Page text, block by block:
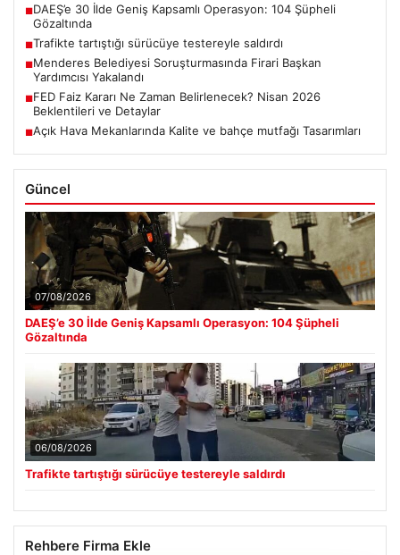
■DAEŞ’e 30 İlde Geniş Kapsamlı Operasyon: 104 Şüpheli
Gözaltında
■Trafikte tartıştığı sürücüye testereyle saldırdı
■Menderes Belediyesi Soruşturmasında Firari Başkan
Yardımcısı Yakalandı
■FED Faiz Kararı Ne Zaman Belirlenecek? Nisan 2026
Beklentileri ve Detaylar
■Açık Hava Mekanlarında Kalite ve bahçe mutfağı Tasarımları
Güncel
07/08/2026
DAEŞ’e 30 İlde Geniş Kapsamlı Operasyon: 104 Şüpheli
Gözaltında
06/08/2026
Trafikte tartıştığı sürücüye testereyle saldırdı
Rehbere Firma Ekle